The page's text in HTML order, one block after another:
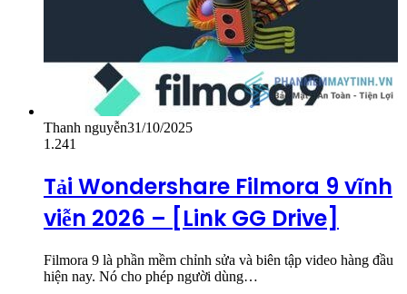
Thanh nguyễn31/10/2025
1.241
Tải Wondershare Filmora 9 vĩnh
viễn 2026 – [Link GG Drive]
Filmora 9 là phần mềm chỉnh sửa và biên tập video hàng đầu
hiện nay. Nó cho phép người dùng…